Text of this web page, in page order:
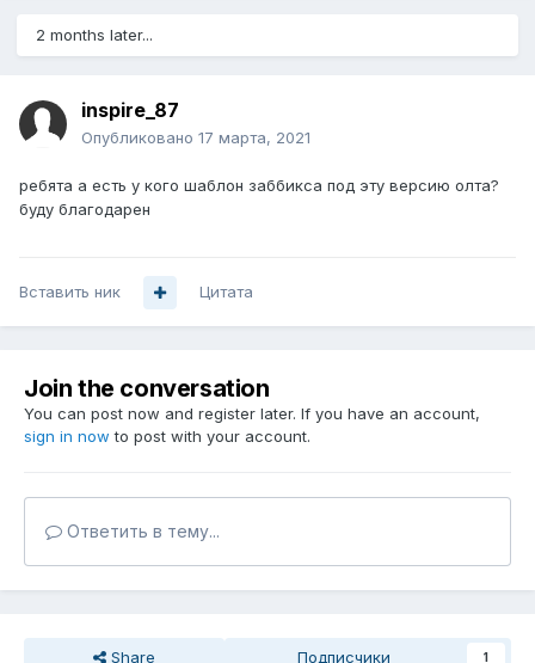
2 months later...
inspire_87
Опубликовано 17 марта, 2021
ребята а есть у кого шаблон заббикса под эту версию олта?
буду благодарен
Вставить ник Цитата
Join the conversation
You can post now and register later. If you have an account,
sign in now to post with your account.
Ответить в тему...
Share Подписчики 1